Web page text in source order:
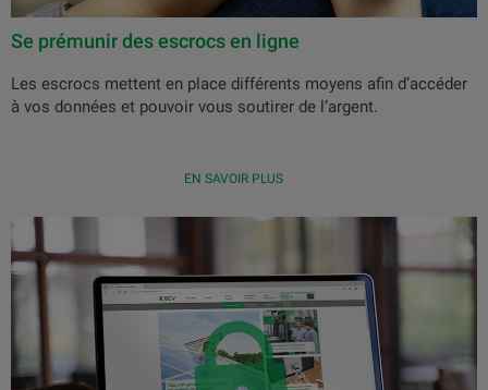
Se prémunir des escrocs en ligne
Les escrocs mettent en place différents moyens afin d’accéder
à vos données et pouvoir vous soutirer de l’argent.
EN SAVOIR PLUS